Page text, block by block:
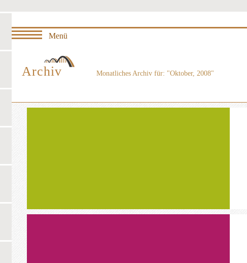
Archiv Monatliches Archiv für: "Oktober, 2008"